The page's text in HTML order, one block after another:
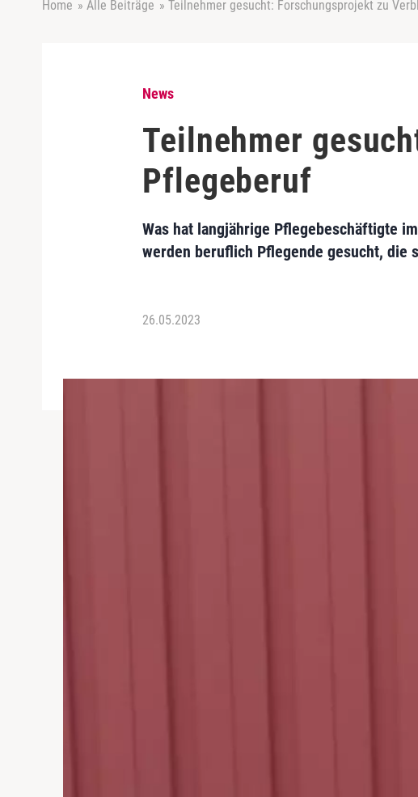
Home » Alle Beiträge » Teilnehmer gesucht: Forschungsprojekt zu
News
Teilnehmer
Pflegeberuf
Was hat langjährige Pflegebeschäftigte
werden beruflich Pflegende gesucht, die
26.05.2023